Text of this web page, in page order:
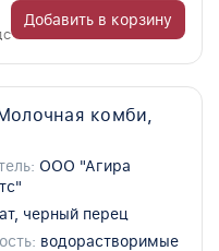
Добавить в корзину
комби,
ООО "Агира
черный перец
водорастворимые